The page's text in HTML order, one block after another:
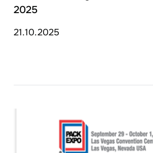
2025
21.10.2025